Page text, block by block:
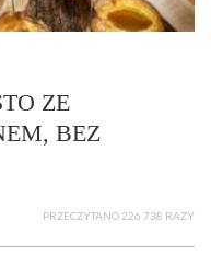
ZE
BEZ
PRZECZYTANO 226 738 RAZY